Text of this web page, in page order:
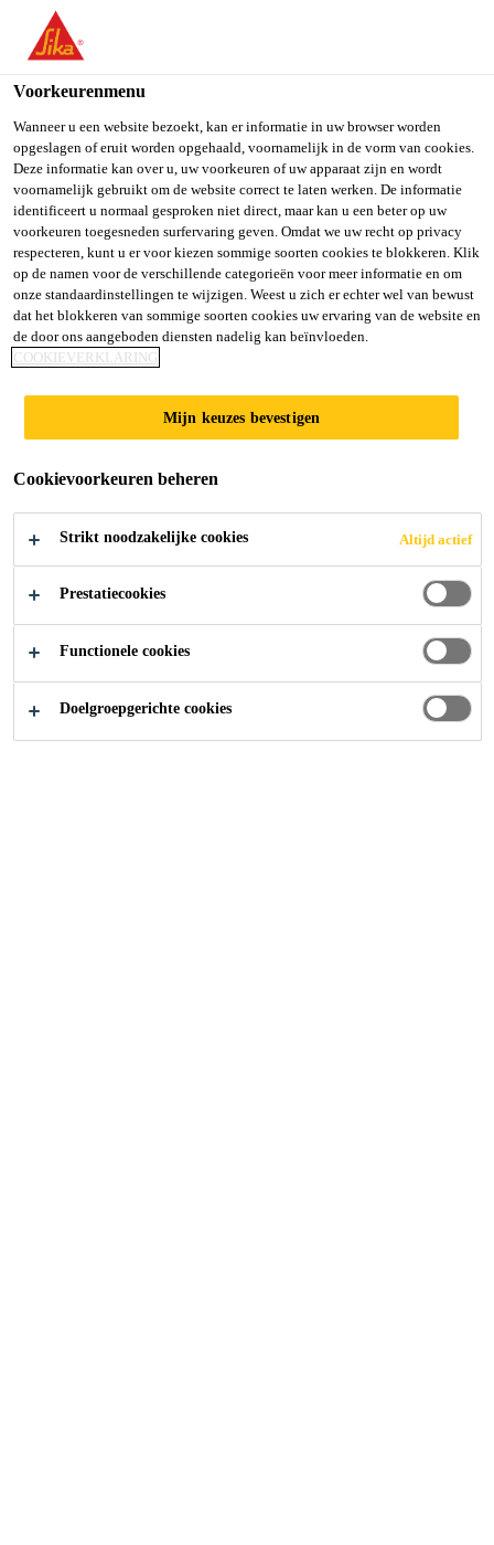
You are accessing "Sika Belgium", it seems you are accessing it
from "Verenigde Staten". We have a dedicated website for your
country.
TO SIKA
USA
STAY ON SIKA
BELGIUM
SELECT A
COUNTRY
Sika Belgium
WATERDICHTING
Voorkeurenmenu
Wanneer u een website bezoekt, kan er informatie in uw browser worden
opgeslagen of eruit worden opgehaald, voornamelijk in de vorm van cookies.
Deze informatie kan over u, uw voorkeuren of uw apparaat zijn en wordt
voornamelijk gebruikt om de website correct te laten werken. De informatie
identificeert u normaal gesproken niet direct, maar kan u een beter op uw
voorkeuren toegesneden surfervaring geven. Omdat we uw recht op privacy
respecteren, kunt u er voor kiezen sommige soorten cookies te blokkeren. Klik
op de namen voor de verschillende categorieën voor meer informatie en om
onze standaardinstellingen te wijzigen. Weest u zich er echter wel van bewust
dat het blokkeren van sommige soorten cookies uw ervaring van de website en
de door ons aangeboden diensten nadelig kan beïnvloeden.
COOKIEVERKLARING
Mijn keuzes bevestigen
Cookievoorkeuren beheren
Strikt noodzakelijke cookies Altijd actief
Prestatiecookies
Functionele cookies
Doelgroepgerichte cookies